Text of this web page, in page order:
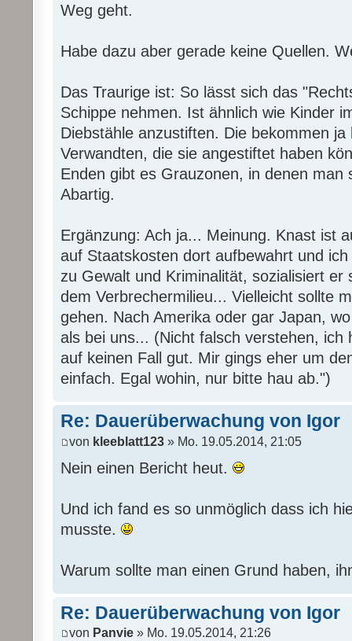
Weg geht.
Habe dazu aber gerade keine Quellen.
Das Traurige ist: So lässt sich das
Schippe nehmen. Ist ähnlich wie Kinder
Diebstähle anzustiften. Die bekommen
Verwandten, die sie angestiftet haben
Enden gibt es Grauzonen, in denen man
Abartig.
Ergänzung: Ach ja... Meinung. Knast ist
auf Staatskosten dort aufbewahrt und
zu Gewalt und Kriminalität, sozialisiert
dem Verbrechermilieu... Vielleicht sollte
gehen. Nach Amerika oder gar Japan,
als bei uns... (Nicht falsch verstehen, ich
auf keinen Fall gut. Mir gings eher um
einfach. Egal wohin, nur bitte hau ab.")
Re: Dauerüberwachung von Igor
von kleeblatt123 » Mo. 19.05.2014, 21:05
Nein einen Bericht heut.
Und ich fand es so unmöglich dass ich
musste.
Warum sollte man einen Grund haben,
Re: Dauerüberwachung von Igor
von Panvie » Mo. 19.05.2014, 21:26